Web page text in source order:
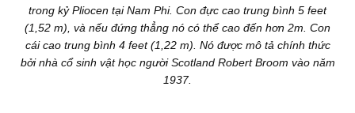
trong kỷ Pliocen tại Nam Phi. Con đực cao trung bình 5 feet
(1,52 m), và nếu đứng thẳng nó có thể cao đến hơn 2m. Con
cái cao trung bình 4 feet (1,22 m). Nó được mô tả chính thức
bởi nhà cổ sinh vật học người Scotland Robert Broom vào năm
1937.